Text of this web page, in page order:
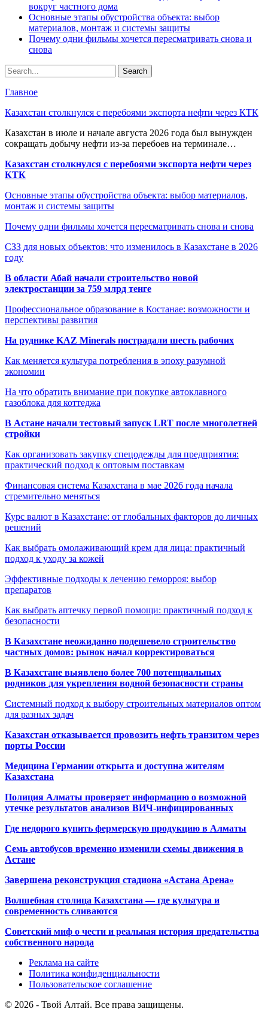
вокруг частного дома
Основные этапы обустройства объекта: выбор
материалов, монтаж и системы защиты
Почему одни фильмы хочется пересматривать снова и
снова
Главное
Казахстан столкнулся с перебоями экспорта нефти через КТК
Казахстан в июле и начале августа 2026 года был вынужден
сокращать добычу нефти из-за перебоев на терминале…
Казахстан столкнулся с перебоями экспорта нефти через
КТК
Основные этапы обустройства объекта: выбор материалов,
монтаж и системы защиты
Почему одни фильмы хочется пересматривать снова и снова
СЗЗ для новых объектов: что изменилось в Казахстане в 2026
году
В области Абай начали строительство новой
электростанции за 759 млрд тенге
Профессиональное образование в Костанае: возможности и
перспективы развития
На руднике KAZ Minerals пострадали шесть рабочих
Как меняется культура потребления в эпоху разумной
экономии
На что обратить внимание при покупке автоклавного
газоблока для коттеджа
В Астане начали тестовый запуск LRT после многолетней
стройки
Как организовать закупку спецодежды для предприятия:
практический подход к оптовым поставкам
Финансовая система Казахстана в мае 2026 года начала
стремительно меняться
Курс валют в Казахстане: от глобальных факторов до личных
решений
Как выбрать омолаживающий крем для лица: практичный
подход к уходу за кожей
Эффективные подходы к лечению геморроя: выбор
препаратов
Как выбрать аптечку первой помощи: практичный подход к
безопасности
В Казахстане неожиданно подешевело строительство
частных домов: рынок начал корректироваться
В Казахстане выявлено более 700 потенциальных
родников для укрепления водной безопасности страны
Системный подход к выбору строительных материалов оптом
для разных задач
Казахстан отказывается провозить нефть транзитом через
порты России
Медицина Германии открыта и доступна жителям
Казахстана
Полиция Алматы проверяет информацию о возможной
утечке результатов анализов ВИЧ-инфицированных
Где недорого купить фермерскую продукцию в Алматы
Семь автобусов временно изменили схемы движения в
Астане
Завершена реконструкция стадиона «Астана Арена»
Волшебная столица Казахстана — где культура и
современность сливаются
Советский миф о чести и реальная история предательства
собственного народа
Реклама на сайте
Политика конфиденциальности
Пользовательское соглашение
© 2026 - Твой Алтай. Все права защищены.